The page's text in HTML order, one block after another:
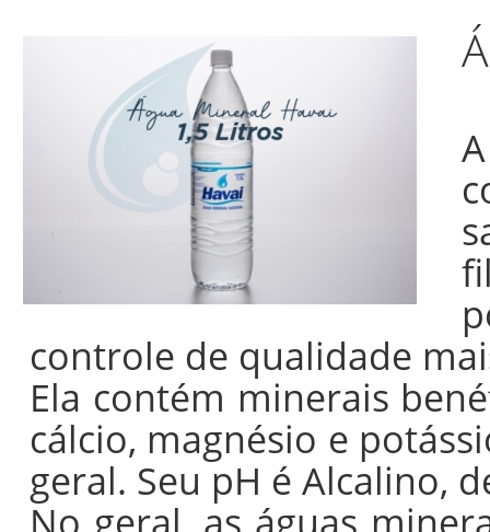
controle de qualidade
Ela contém minerais
cálcio, magnésio e
geral. Seu pH é Alcalino,